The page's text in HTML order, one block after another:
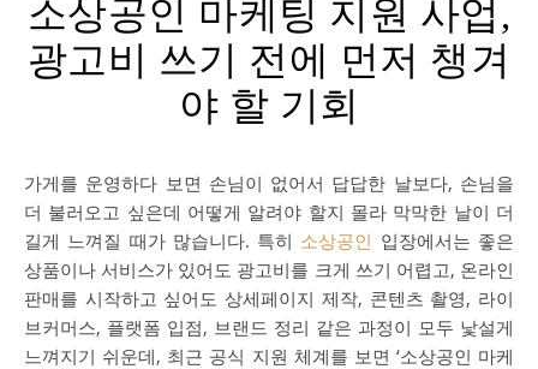
소상공인 마케팅 지원 사업,
광고비 쓰기 전에 먼저 챙겨
야 할 기회
가게를 운영하다 보면 손님이 없어서 답답한 날보다, 손님을
더 불러오고 싶은데 어떻게 알려야 할지 몰라 막막한 날이 더
길게 느껴질 때가 많습니다. 특히 소상공인 입장에서는 좋은
상품이나 서비스가 있어도 광고비를 크게 쓰기 어렵고, 온라인
판매를 시작하고 싶어도 상세페이지 제작, 콘텐츠 촬영, 라이
브커머스, 플랫폼 입점, 브랜드 정리 같은 과정이 모두 낯설게
느껴지기 쉬운데, 최근 공식 지원 체계를 보면 ‘소상공인 마케